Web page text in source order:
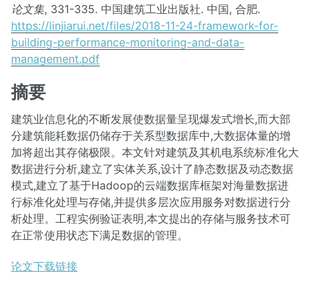
论文集, 331-335. 中国建筑工业出版社. 中国, 合肥.
https://linjiarui.net/files/2018-11-24-framework-for-
building-performance-monitoring-and-data-
management.pdf
摘要
建筑业信息化的不断发展使数据量呈现爆发式增长,而大部
分建筑能耗数据仍储存于关系型数据库中,大数据体量的增
加将超出其存储极限。本文针对建筑及其机电系统标准化大
数据进行分析,建立了实体关系,设计了静态数据及动态数据
模式,建立了基于Hadoop的云端数据库框架对海量数据进
行标准化处理与存储,并提供多层次应用服务对数据进行分
析处理。工程实例验证表明,本文提出的存储与服务技术可
在正常使用状态下满足数据的管理。
论文下载链接